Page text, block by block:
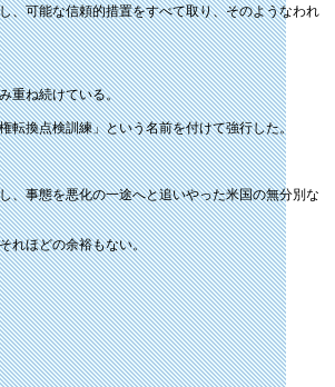
、可能な信頼的措置をすべて取り、そのようなわれ
重ね続けている。
換点検訓練」という名前を付けて強行した。
、事態を悪化の一途へと追いやった米国の無分別な
れほどの余裕もない。